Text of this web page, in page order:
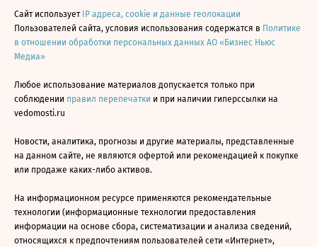
Сайт использует IP адреса, cookie и данные геолокации
Пользователей сайта, условия использования содержатся в Политике
в отношении обработки персональных данных АО «Бизнес Ньюс
Медиа»
Любое использование материалов допускается только при
соблюдении правил перепечатки и при наличии гиперссылки на
vedomosti.ru
Новости, аналитика, прогнозы и другие материалы, представленные
на данном сайте, не являются офертой или рекомендацией к покупке
или продаже каких-либо активов.
На информационном ресурсе применяются рекомендательные
технологии (информационные технологии предоставления
информации на основе сбора, систематизации и анализа сведений,
относящихся к предпочтениям пользователей сети «Интернет»,